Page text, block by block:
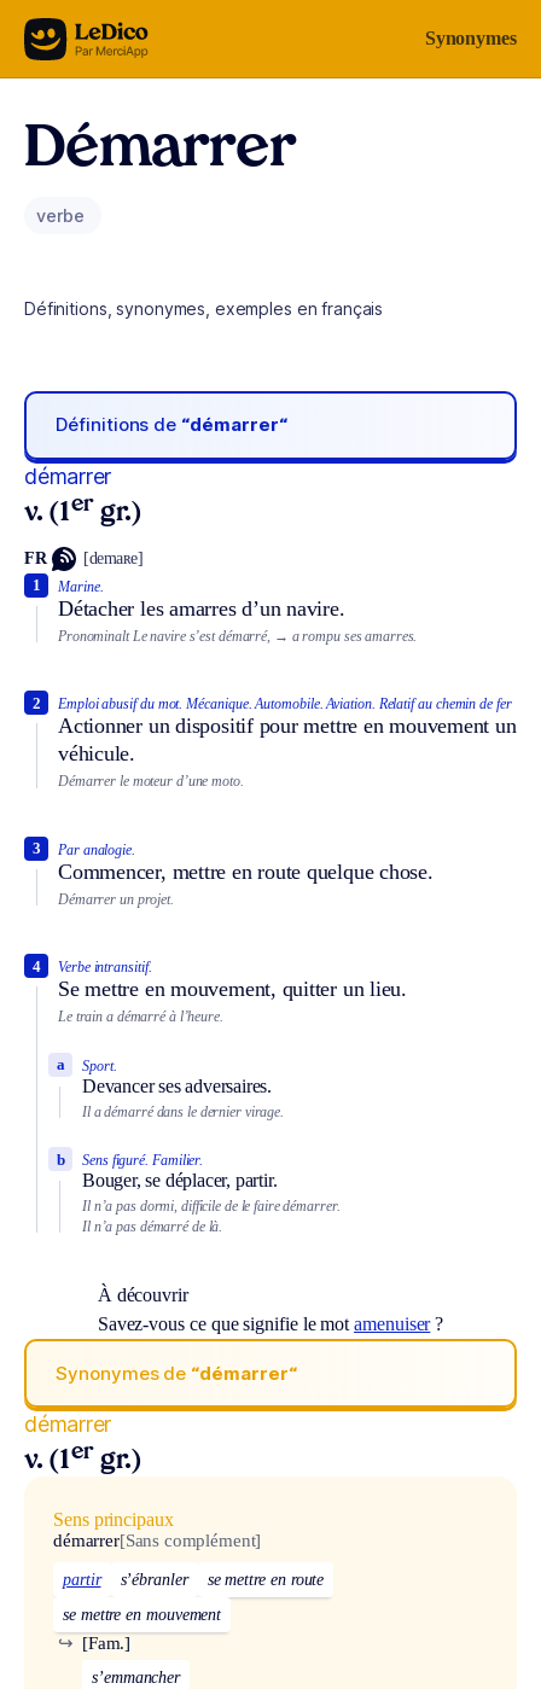
Aller au contenu Synonymes
Démarrer
verbe
Définitions, synonymes, exemples en français
Définitions de “démarrer“
démarrer
v. (1er gr.)
FR [demaʀe]
Marine.
Détacher les amarres d’un navire.
1
Pronominalt Le navire s’est démarré, → a rompu ses amarres.
Emploi abusif du mot. Mécanique. Automobile. Aviation. Relatif au chemin de fer
Actionner un dispositif pour mettre en mouvement un
véhicule.
2
Démarrer le moteur d’une moto.
Par analogie.
Commencer, mettre en route quelque chose.
3
Démarrer un projet.
Verbe intransitif.
Se mettre en mouvement, quitter un lieu.
4
Le train a démarré à l’heure.
Sport.
Devancer ses adversaires.
a
Il a démarré dans le dernier virage.
Sens figuré. Familier.
Bouger, se déplacer, partir.
b
Il n’a pas dormi, difficile de le faire démarrer.
Il n’a pas démarré de là.
À découvrir
Savez-vous ce que signifie le motamenuiser?
Synonymes de “démarrer“
démarrer
v. (1er gr.)
Sens principaux
démarrer[Sans complément]
partir s’ébranler
se mettre en route
se mettre en mouvement
[Fam.]
↪
s’emmancher